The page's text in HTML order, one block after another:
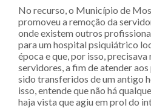
No recurso, o Município de
promoveu a remoção da
onde existem outros
para um hospital psiquiátrico
época e que, por isso, precisava
servidores, a fim de atender
sido transferidos de um antigo
isso, entende que não há
haja vista que agiu em prol do